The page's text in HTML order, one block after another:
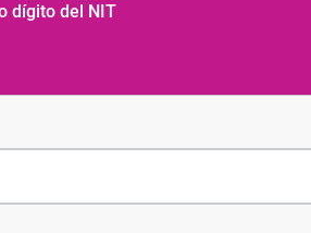
dígito del NIT